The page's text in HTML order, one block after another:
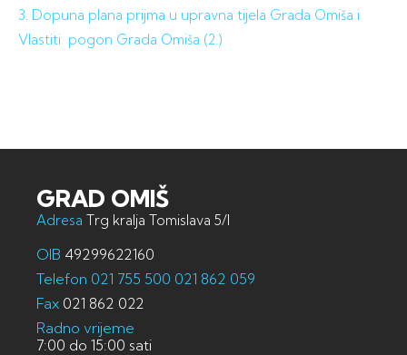
3. Dopuna plana prijma u upravna tijela Grada Omiša i
Vlastiti pogon Grada Omiša (2.)
GRAD OMIŠ
Adresa Trg kralja Tomislava 5/I
OIB 49299622160
Telefon 021 755 500 021 862 059
Fax 021 862 022
Radno vrijeme
7:00 do 15:00 sati